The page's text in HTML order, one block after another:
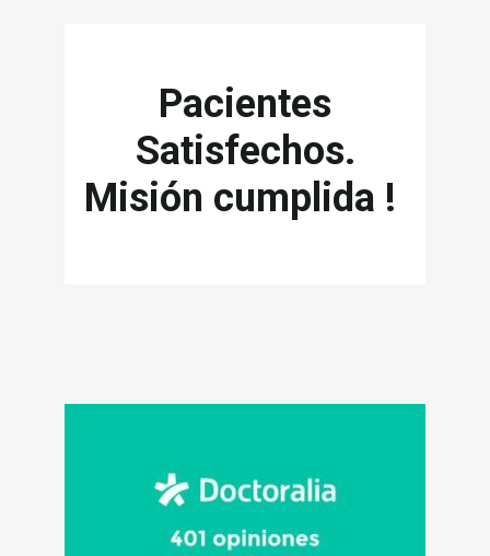
Pacientes
Satisfechos.
Misión cumplida !